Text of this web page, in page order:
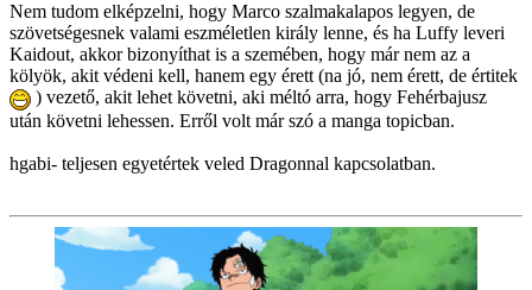
Nem tudom elképzelni, hogy Marco szalmakalapos legyen, de
szövetségesnek valami eszméletlen király lenne, és ha Luffy leveri
Kaidout, akkor bizonyíthat is a szemében, hogy már nem az a
kölyök, akit védeni kell, hanem egy érett (na jó, nem érett, de értitek
) vezető, akit lehet követni, aki méltó arra, hogy Fehérbajusz
után követni lehessen. Erről volt már szó a manga topicban.
hgabi- teljesen egyetértek veled Dragonnal kapcsolatban.